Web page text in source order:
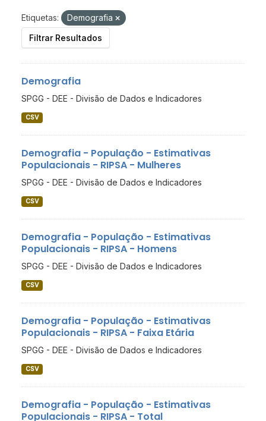
Etiquetas:
Demografia
Filtrar Resultados
Demografia
SPGG - DEE - Divisão de Dados e Indicadores
CSV
Demografia - População - Estimativas
Populacionais - RIPSA - Mulheres
SPGG - DEE - Divisão de Dados e Indicadores
CSV
Demografia - População - Estimativas
Populacionais - RIPSA - Homens
SPGG - DEE - Divisão de Dados e Indicadores
CSV
Demografia - População - Estimativas
Populacionais - RIPSA - Faixa Etária
SPGG - DEE - Divisão de Dados e Indicadores
CSV
Demografia - População - Estimativas
Populacionais - RIPSA - Total